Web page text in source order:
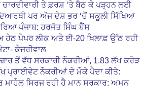
ਚਾਰਦੀਵਾਰੀ ਤੇ ਫ਼ਰਸ਼ ‘ਤੇ ਬੈਠ ਕੇ ਪੜ੍ਹਨ ਲਈ
ਪਰ ਅੱਜ ਦੇਸ਼ ਭਰ ‘ਚੋਂ ਸਕੂਲੀ ਸਿੱਖਿਆ
ਪੰਜਾਬ: ਹਰਜੋਤ ਸਿੰਘ ਬੈਂਸ
ਹੇਠ ਪੇਪਰ ਲੀਕ ਅਤੇ ਈ-20 ਖ਼ਿਲਾਫ਼ ਉੱਠ ਰਹੀ
ਕੇਜਰੀਵਾਲ
ਤੋਂ ਵੱਧ ਸਰਕਾਰੀ ਨੌਕਰੀਆਂ, 1.83 ਲੱਖ ਕਰੋੜ
ਪ੍ਰਾਈਵੇਟ ਨੌਕਰੀਆਂ ਦੇ ਮੌਕੇ ਪੈਦਾ ਕੀਤੇ:
ਮਾਹੌਲ ਸਿਰਜ ਰਹੀ ਹੈ ਮਾਨ ਸਰਕਾਰ: ਅਮਨ